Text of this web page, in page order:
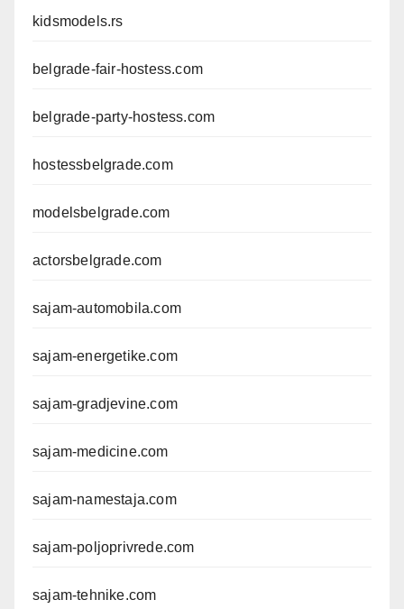
kidsmodels.rs
belgrade-fair-hostess.com
belgrade-party-hostess.com
hostessbelgrade.com
modelsbelgrade.com
actorsbelgrade.com
sajam-automobila.com
sajam-energetike.com
sajam-gradjevine.com
sajam-medicine.com
sajam-namestaja.com
sajam-poljoprivrede.com
sajam-tehnike.com